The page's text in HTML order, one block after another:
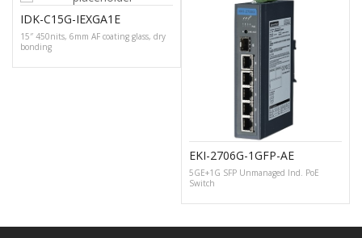
IDK-C15G-IEXGA1E
15″ 450nits, 6mm AF coating glass, dry
bonding
EKI-2706G-1GFP-AE
5GE+1G SFP Unmanaged Ind. PoE
Switch